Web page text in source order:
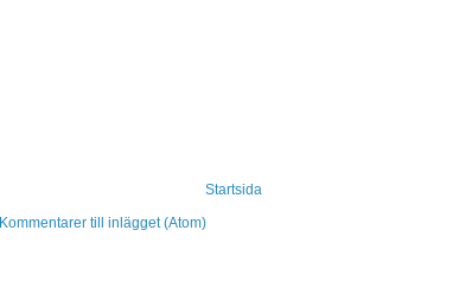
Startsida
Kommentarer till inlägget (Atom)